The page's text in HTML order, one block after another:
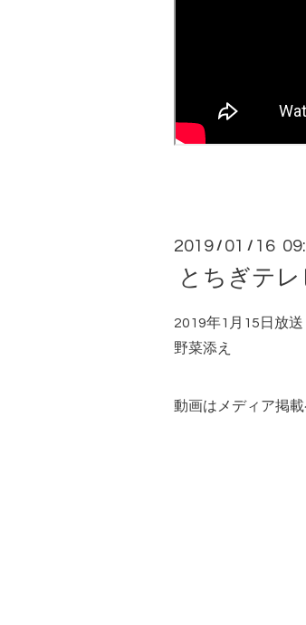
2019 / 01 / 16
とちぎテ
2019年1月15日放
野菜添え
動画は メディア掲載